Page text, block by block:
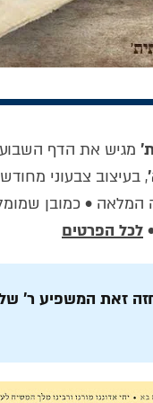
מגיש את הדף
, בעיצוב צבעוני
המלאה • כמובן
לכל הפרטים
חזה זאת המשפיע ר'
לא לסמן 'V': סוד
החיות של חב"ד •
שיחה כנה עם הרב
אלפרוביץ' על
עבודת התפילה